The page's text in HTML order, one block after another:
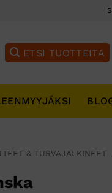
& TURVAJALKINEET